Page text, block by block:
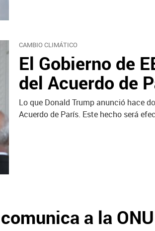
CAMBIO CLIMÁTICO
El Gobierno de
del Acuerdo de
Lo que Donald Trump anunció hace
Acuerdo de París. Este hecho será
a la